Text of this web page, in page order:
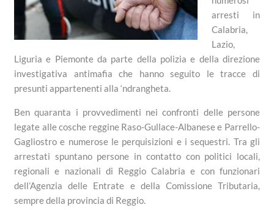
arresti in
Calabria,
Lazio,
Liguria e Piemonte da parte della polizia e della direzione
investigativa antimafia che hanno seguito le tracce di
presunti appartenenti alla ‘ndrangheta.
Ben quaranta i provvedimenti nei confronti delle persone
legate alle cosche reggine Raso-Gullace-Albanese e Parrello-
Gagliostro e numerose le perquisizioni e i sequestri. Tra gli
arrestati spuntano persone in contatto con politici locali,
regionali e nazionali di Reggio Calabria e con funzionari
dell’Agenzia delle Entrate e della Comissione Tributaria,
sempre della provincia di Reggio.